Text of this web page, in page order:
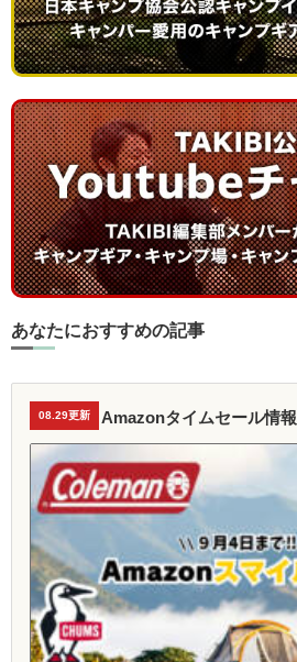
あなたにおすすめの記事
08.29更新 Amazonタイムセール情報